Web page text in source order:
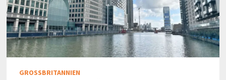
GROSSBRITANNIEN